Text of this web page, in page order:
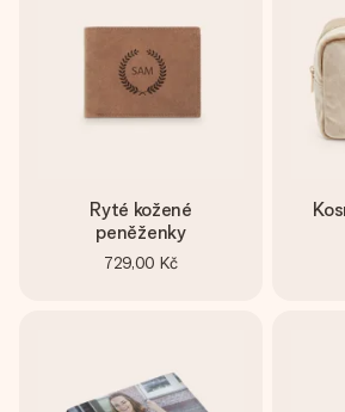
Ryté kožené
peněženky
729,00 Kč